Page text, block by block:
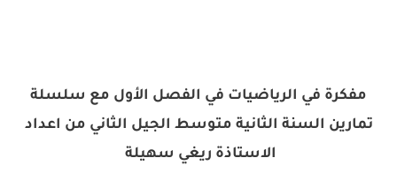
مفكرة في الرياضيات في الفصل الأول مع سلسلة
تمارين السنة الثانية متوسط الجيل الثاني من اعداد
الاستاذة ريغي سهيلة